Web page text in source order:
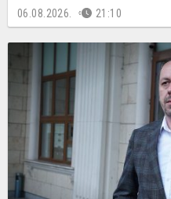
06.08.2026. 21:10